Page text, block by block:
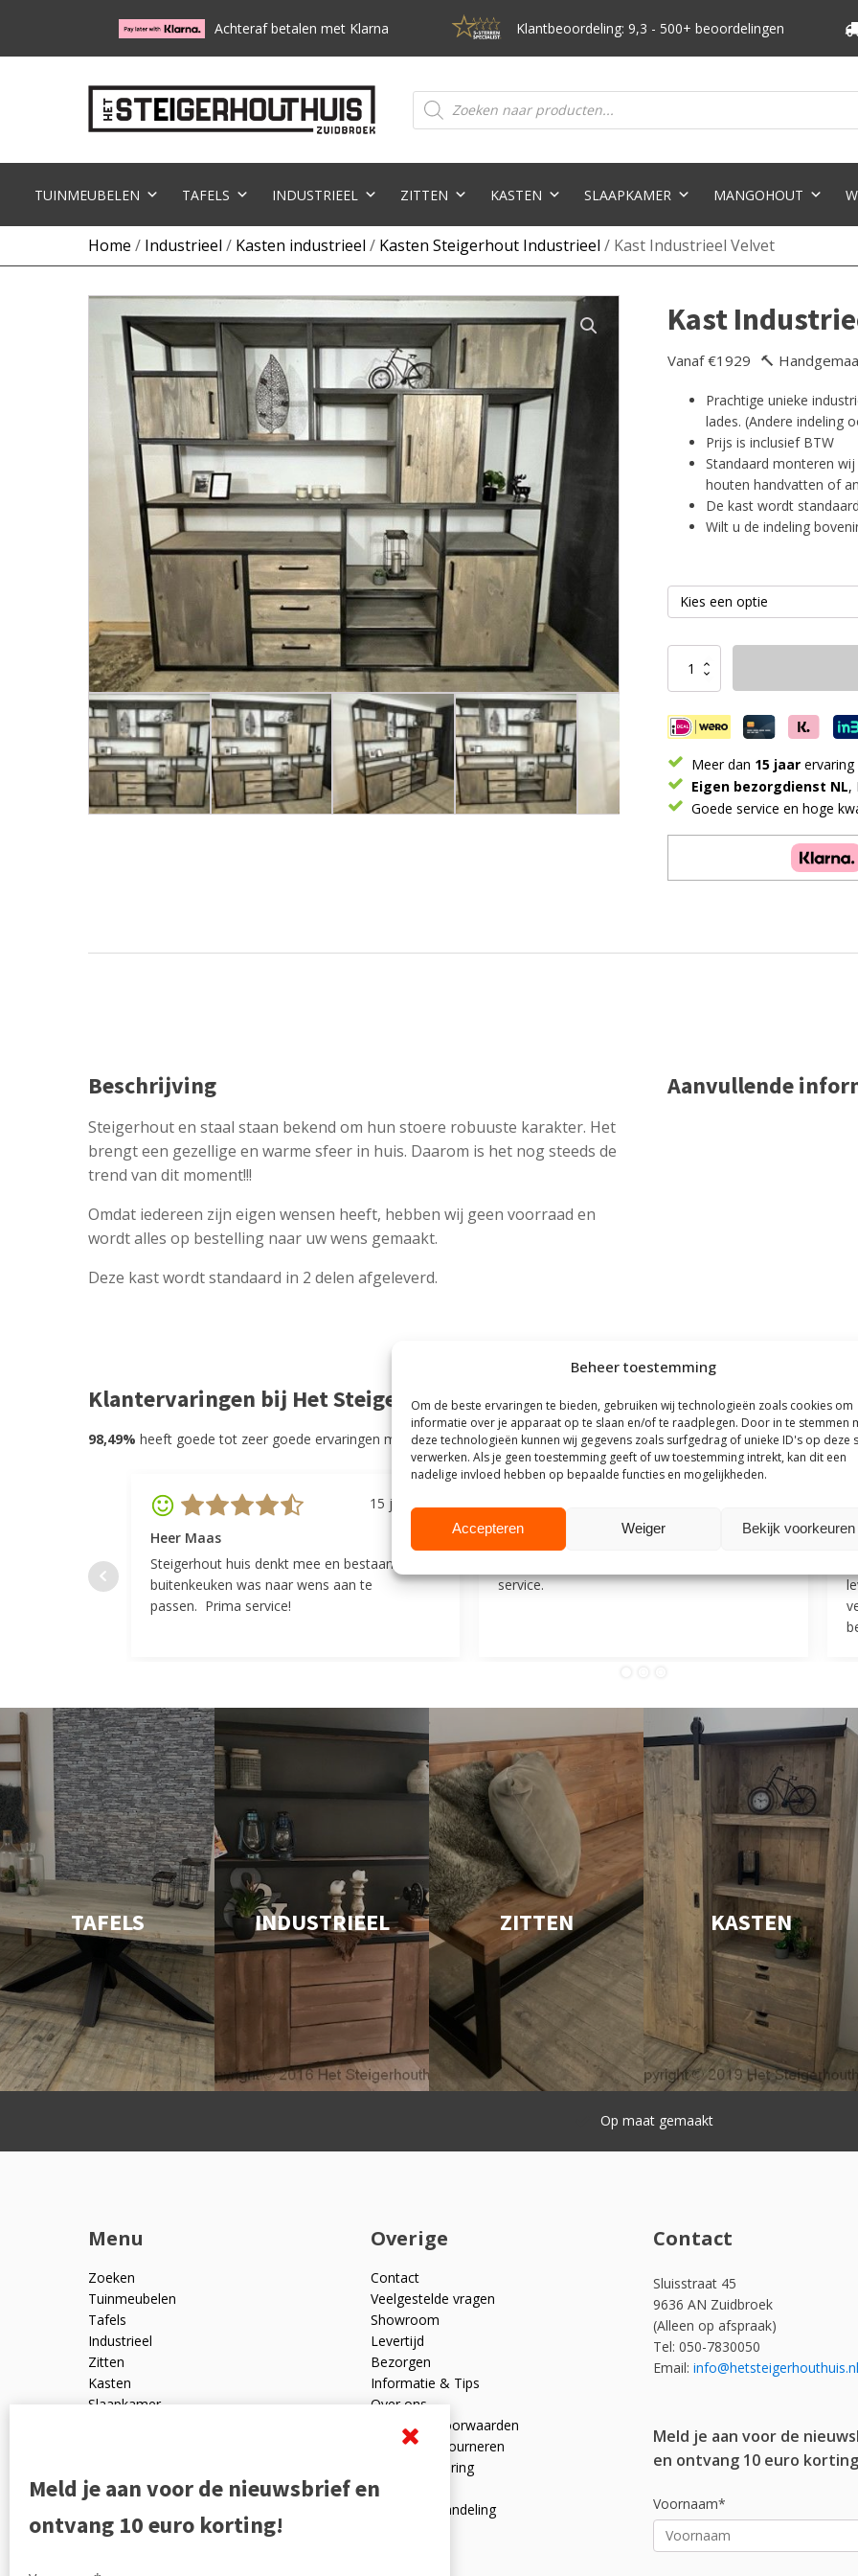
Beheer toestemming
Om de beste ervaringen te bieden, gebruiken wij technologieën zoals cookies om
informatie over je apparaat op te slaan en/of te raadplegen. Door in te stemmen
deze technologieën kunnen wij gegevens zoals surfgedrag of unieke ID's op deze
verwerken. Als je geen toestemming geeft of uw toestemming intrekt, kan dit een
nadelige invloed hebben op bepaalde functies en mogelijkheden.
Accepteren Weiger Bekijk voorkeuren
Achteraf betalen met Klarna Klantbeoordeling: 9,3 - 500+ beoordelingen
Producten
zoeken
TUINMEUBELEN TAFELS INDUSTRIEEL ZITTEN KASTEN SLAAPKAMER MANGOHOUT
Home / Industrieel / Kasten industrieel / Kasten Steigerhout Industrieel / Kast Industrieel Velvet
Kast
Vanaf €1929 🔨
Prachtige unieke
lades. (Andere indeling
Prijs is inclusief BTW
Standaard monteren
houten handvatten of
De kast wordt
Wilt u de indeling
Kast
Industrieel
aantal
Meer dan 15 jaar ervaring
Eigen bezorgdienst NL,
Goede service en hoge
Beschrijving
Steigerhout en staal staan bekend om hun stoere robuuste karakter. Het
brengt een gezellige en warme sfeer in huis. Daarom is het nog steeds de
trend van dit moment!!!
Omdat iedereen zijn eigen wensen heeft, hebben wij geen voorraad en
wordt alles op bestelling naar uw wens gemaakt.
Deze kast wordt standaard in 2 delen afgeleverd.
Aanvullende
Klantervaringen bij Het Steigerhouthuis
98,49% heeft goede tot zeer goede ervaringen met Het Steigerhouthuis op basis van meer dan500 beoordelingen.
15 juli 2025
Heer Maas
Steigerhout huis denkt mee en bestaande
buitenkeuken was naar wens aan te
passen. Prima service!
Mevrouw F
service.
TAFELS INDUSTRIEEL ZITTEN KASTEN
Menu
Zoeken
Tuinmeubelen
Tafels
Industrieel
Zitten
Kasten
Slaapkamer
Outlet
Overige
Contact
Veelgestelde vragen
Showroom
Levertijd
Bezorgen
Informatie & Tips
Over ons
Algemene voorwaarden
Ruilen en retourneren
Privacyverklaring
Reviewpolicy
Klachtenafhandeling
Contact
Sluisstraat 45
9636 AN Zuidbroek
(Alleen op afspraak)
Tel: 050-7830050
Email: info@hetsteigerhouthuis.nl
Meld je aan voor de
en ontvang 10 euro
Voornaam*
Meld je aan voor de nieuwsbrief en
ontvang 10 euro korting!